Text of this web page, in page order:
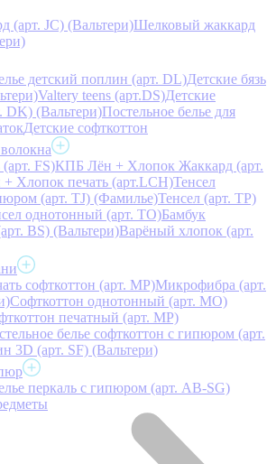
(арт. JC) (Вальтери)Шелковый жаккард
детский поплин (арт. DL)Детские бязь
Valtery teens (арт.DS)Детские
DK) (Вальтери)Постельное белье для
Детские софткоттон
FS)КПБ Лён + Хлопок Жаккард (арт.
Хлопок печать (арт.LCH)Тенсел
(арт. TJ) (Фамилье)Тенсел (арт. ТР)
однотонный (арт. TO)Бамбук
BS) (Вальтери)Варёный хлопок (арт.
софткоттон (арт. MP)Микрофибра (арт.
Софткоттон однотонный (арт. MO)
печатный (арт. MР)
белье софткоттон с гипюром (арт.
3D (арт. SF) (Вальтери)
перкаль с гипюром (арт. AB-SG)